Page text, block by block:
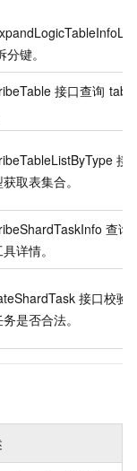
键。
接口查询 table
接
取表集合。
查询
详情。
接口校验
是否合法。